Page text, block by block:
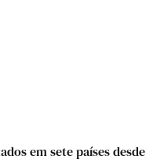
em sete países desde